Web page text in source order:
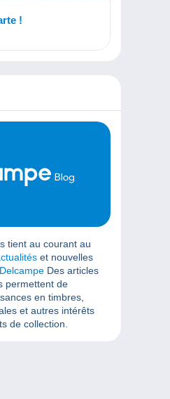
!
tient au courant au
et nouvelles
Des articles
permettent de
en timbres,
et autres intérêts
de collection.